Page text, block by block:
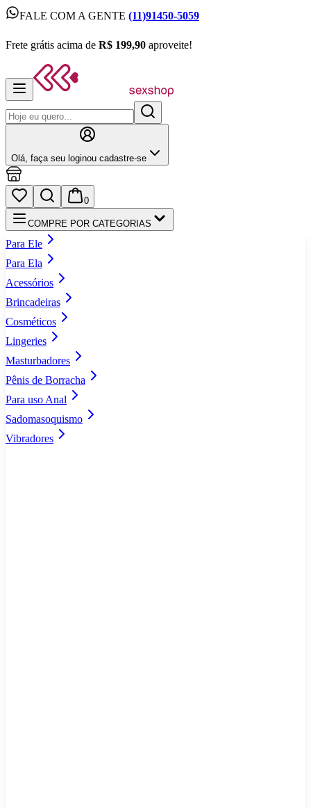
FALE COM A GENTE (11)91450-5059
Frete grátis acima de R$ 199,90 aproveite!
Olá, faça seu loginou cadastre‑se
0
COMPRE POR CATEGORIAS
Para Ele
Para Ela
Acessórios
Brincadeiras
Cosméticos
Lingeries
Masturbadores
Pênis de Borracha
Para uso Anal
Sadomasoquismo
Vibradores